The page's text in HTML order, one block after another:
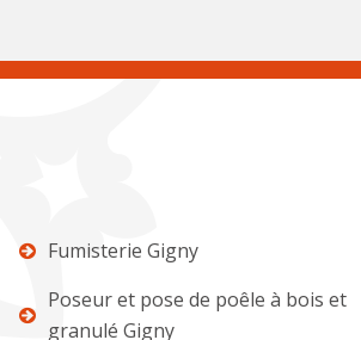
Fumisterie Gigny
Poseur et pose de poêle à bois et
granulé Gigny